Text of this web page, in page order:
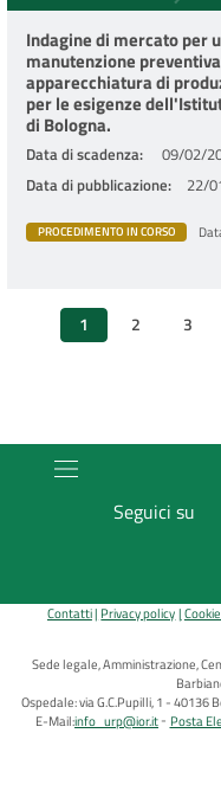
Indagine di mercato per
manutenzione
apparecchiatura di
per le esigenze
di Bologna.
Data di scadenza
09/02/
Data di pubblicazione
22/
PROCEDIMENTO IN CORSO
Pagina
1 Page
2 Page
3
Seguici su
Contatti Privacy policy
Sede legale, Amministrazione,
Ospedale: via G.C.Pupilli, 1 - 40136
E-Mail:info_urp@ior.it Posta